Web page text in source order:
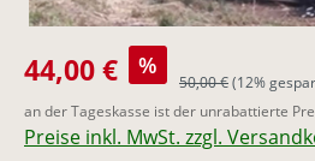
Verkaufspreis:
44,00 € %
Regulärer Preis:
50,00 €(12%
an der Tageskasse ist der unrabattierte
Preise inkl. MwSt. zzgl.